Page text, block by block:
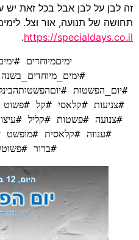
זה לבן על לבן אבל בכל זאת יש
תחושה של תנועה, אור וצל.
https://specialdays.co.il
.
#ברור